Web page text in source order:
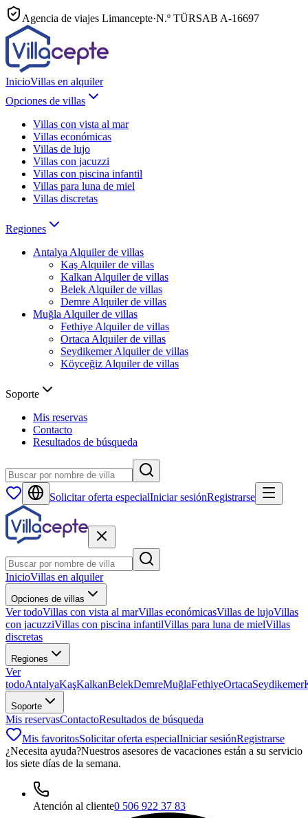
Agencia de viajes Limancepte·N.º TÜRSAB A-16697
InicioVillas en alquiler
Opciones de villas
Villas con vista al mar
Villas económicas
Villas de lujo
Villas con jacuzzi
Villas con piscina infantil
Villas para luna de miel
Villas discretas
Regiones
Antalya Alquiler de villas
Kaş Alquiler de villas
Kalkan Alquiler de villas
Belek Alquiler de villas
Demre Alquiler de villas
Muğla Alquiler de villas
Fethiye Alquiler de villas
Ortaca Alquiler de villas
Seydikemer Alquiler de villas
Köyceğiz Alquiler de villas
Soporte
Mis reservas
Contacto
Resultados de búsqueda
Solicitar oferta especialIniciar sesiónRegistrarse
InicioVillas en alquiler
Opciones de villas
Ver todoVillas con vista al marVillas económicasVillas de lujoVillas
con jacuzziVillas con piscina infantilVillas para luna de mielVillas
discretas
Regiones
Ver
todoAntalyaKaşKalkanBelekDemreMuğlaFethiyeOrtacaSeydikemer
Soporte
Mis reservasContactoResultados de búsqueda
Mis favoritosSolicitar oferta especialIniciar sesiónRegistrarse
¿Necesita ayuda?Nuestros asesores de vacaciones están a su servicio
los siete días de la semana.
Atención al cliente0 506 922 37 83